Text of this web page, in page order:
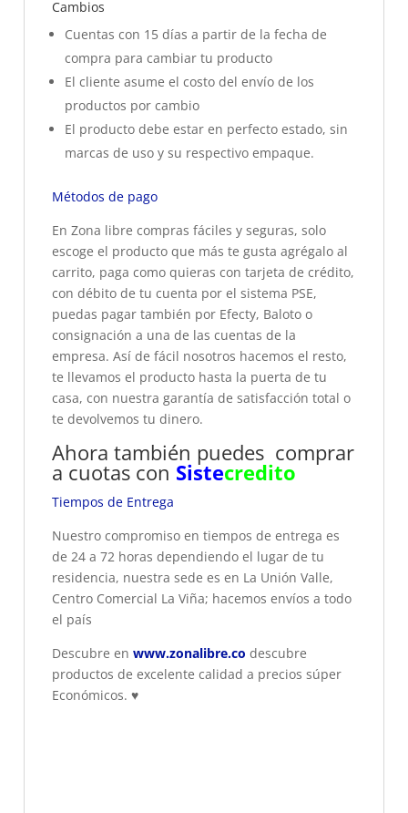
Cambios
Cuentas con 15 días a partir de la fecha de
compra para cambiar tu producto
El cliente asume el costo del envío de los
productos por cambio
El producto debe estar en perfecto estado, sin
marcas de uso y su respectivo empaque.
Métodos de pago
En Zona libre compras fáciles y seguras, solo
escoge el producto que más te gusta agrégalo al
carrito, paga como quieras con tarjeta de crédito,
con débito de tu cuenta por el sistema PSE,
puedas pagar también por Efecty, Baloto o
consignación a una de las cuentas de la
empresa. Así de fácil nosotros hacemos el resto,
te llevamos el producto hasta la puerta de tu
casa, con nuestra garantía de satisfacción total o
te devolvemos tu dinero.
Ahora también puedes comprar
a cuotas con Sistecredito
Tiempos de Entrega
Nuestro compromiso en tiempos de entrega es
de 24 a 72 horas dependiendo el lugar de tu
residencia, nuestra sede es en La Unión Valle,
Centro Comercial La Viña; hacemos envíos a todo
el país
Descubre en www.zonalibre.co descubre
productos de excelente calidad a precios súper
Económicos. ♥